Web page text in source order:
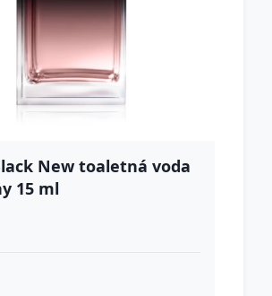
New toaletná voda
15 ml